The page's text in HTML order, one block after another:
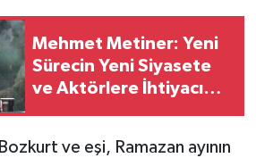
Mehmet Metiner: Yeni
Sürecin Yeni Siyasete
ve Aktörlere İhtiyacı
ve eşi, Ramazan ayının